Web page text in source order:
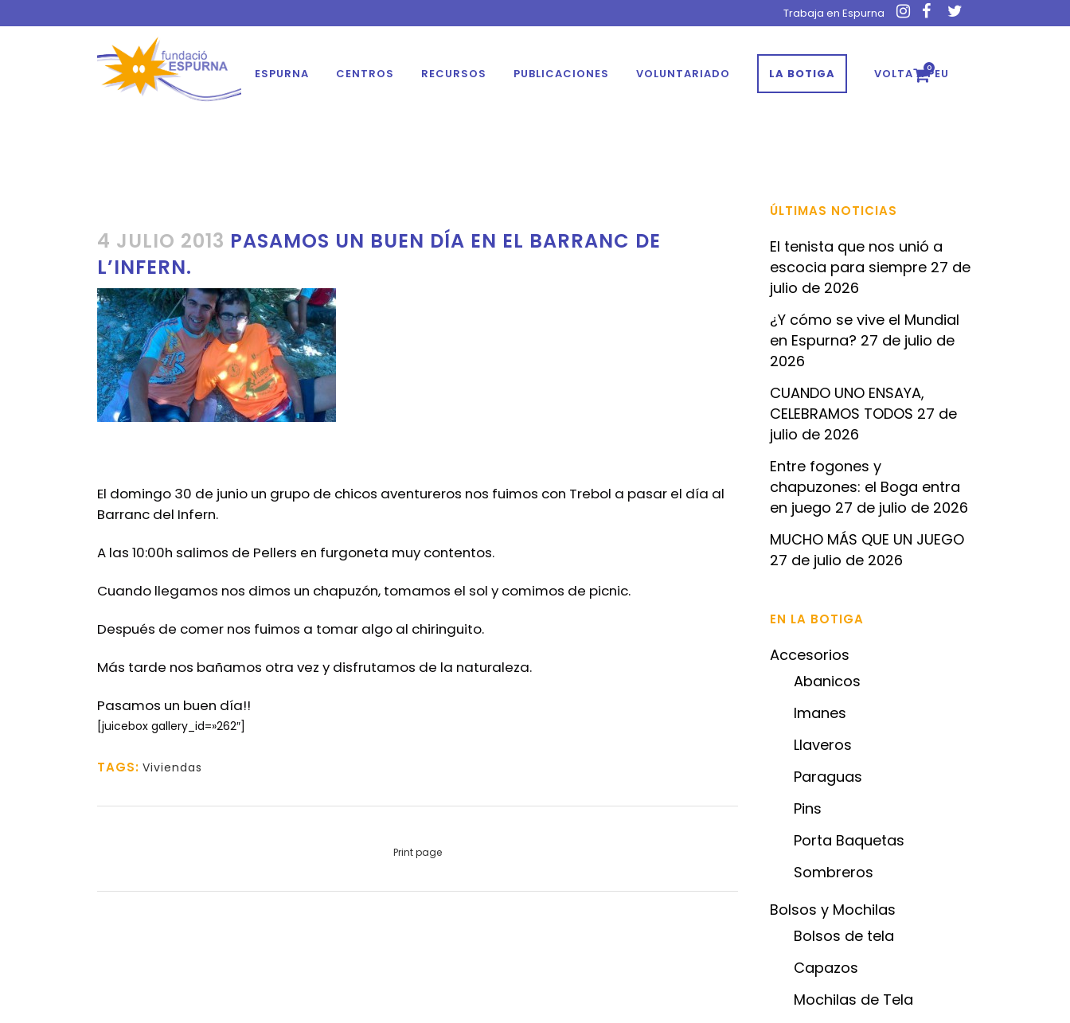
Trabaja en Espurna
0
ESPURNA CENTROS RECURSOS PUBLICACIONES VOLUNTARIADO LA BOTIGA VOLTA A PEU
4 JULIO 2013 PASAMOS UN BUEN DÍA EN EL BARRANC DE
L’INFERN.
El domingo 30 de junio un grupo de chicos aventureros nos fuimos con Trebol a pasar el día al
Barranc del Infern.
A las 10:00h salimos de Pellers en furgoneta muy contentos.
Cuando llegamos nos dimos un chapuzón, tomamos el sol y comimos de picnic.
Después de comer nos fuimos a tomar algo al chiringuito.
Más tarde nos bañamos otra vez y disfrutamos de la naturaleza.
Pasamos un buen día!!
[juicebox gallery_id=»262″]
TAGS: Viviendas
Print page
ÚLTIMAS NOTICIAS
El tenista que nos unió a
escocia para siempre 27 de
julio de 2026
¿Y cómo se vive el Mundial
en Espurna? 27 de julio de
2026
CUANDO UNO ENSAYA,
CELEBRAMOS TODOS 27 de
julio de 2026
Entre fogones y
chapuzones: el Boga entra
en juego 27 de julio de 2026
MUCHO MÁS QUE UN JUEGO
27 de julio de 2026
EN LA BOTIGA
Accesorios
Abanicos
Imanes
Llaveros
Paraguas
Pins
Porta Baquetas
Sombreros
Bolsos y Mochilas
Bolsos de tela
Capazos
Mochilas de Tela